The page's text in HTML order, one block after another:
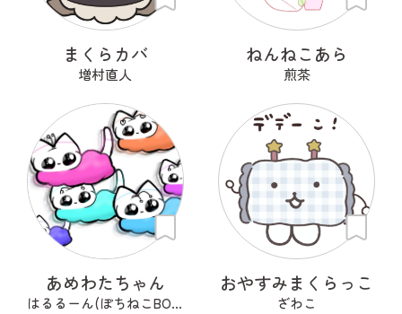
まくらカバ
増村直人
ねんねこあら
煎茶
あめわたちゃん
はるるーん(ぽちねこBOOKS)
おやすみまくらっこ
ざわこ